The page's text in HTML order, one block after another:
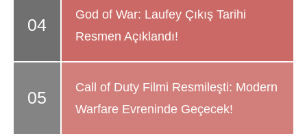
God of War: Laufey Çıkış Tarihi
Resmen Açıklandı!
Call of Duty Filmi Resmileşti: Modern
Warfare Evreninde Geçecek!